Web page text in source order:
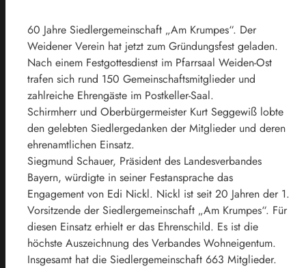
60 Jahre Siedlergemeinschaft „Am Krumpes“. Der
Weidener Verein hat jetzt zum Gründungsfest geladen.
Nach einem Festgottesdienst im Pfarrsaal Weiden-Ost
trafen sich rund 150 Gemeinschaftsmitglieder und
zahlreiche Ehrengäste im Postkeller-Saal.
Schirmherr und Oberbürgermeister Kurt Seggewiß lobte
den gelebten Siedlergedanken der Mitglieder und deren
ehrenamtlichen Einsatz.
Siegmund Schauer, Präsident des Landesverbandes
Bayern, würdigte in seiner Festansprache das
Engagement von Edi Nickl. Nickl ist seit 20 Jahren der 1.
Vorsitzende der Siedlergemeinschaft „Am Krumpes“. Für
diesen Einsatz erhielt er das Ehrenschild. Es ist die
höchste Auszeichnung des Verbandes Wohneigentum.
Insgesamt hat die Siedlergemeinschaft 663 Mitglieder.